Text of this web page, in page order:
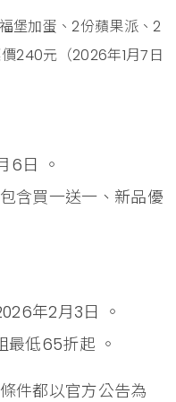
堡加蛋、2份蘋果派、2
240元（2026年1月7日
6日 。
含買一送一、新品優
年2月3日 。
最低65折起 。
件都以官方公告為